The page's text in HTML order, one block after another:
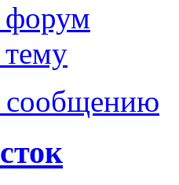
форум
сообщению